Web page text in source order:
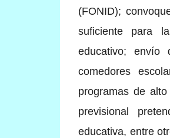
(FONID);
suficiente para
educativo; envío
comedores
programas de
previsional
educativa, entre